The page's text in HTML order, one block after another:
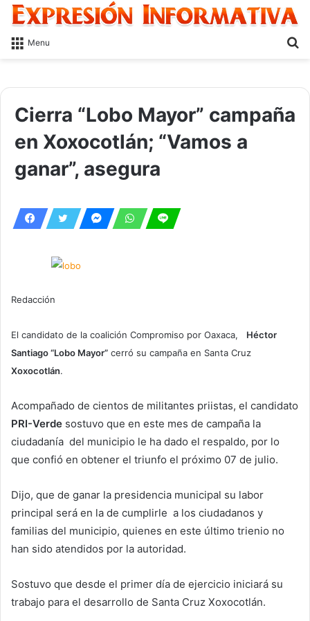
Menu
Cierra “Lobo Mayor” campaña
en Xoxocotlán; “Vamos a
ganar”, asegura
Redacción
El candidato de la coalición Compromiso por Oaxaca, Héctor
Santiago “Lobo Mayor” cerró su campaña en Santa Cruz
Xoxocotlán.
Acompañado de cientos de militantes priistas, el candidato
PRI-Verde sostuvo que en este mes de campaña la
ciudadanía del municipio le ha dado el respaldo, por lo
que confió en obtener el triunfo el próximo 07 de julio.
Dijo, que de ganar la presidencia municipal su labor
principal será en la de cumplirle a los ciudadanos y
familias del municipio, quienes en este último trienio no
han sido atendidos por la autoridad.
Sostuvo que desde el primer día de ejercicio iniciará su
trabajo para el desarrollo de Santa Cruz Xoxocotlán.